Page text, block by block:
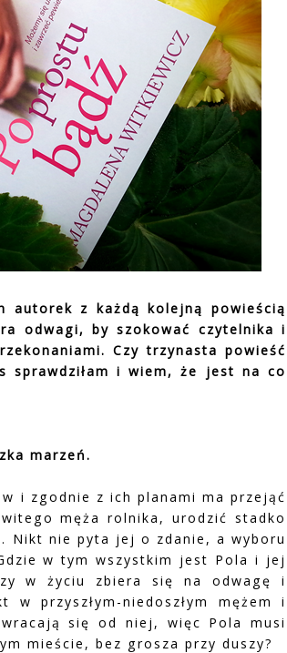
autorek z każdą kolejną powieścią
odwagi, by szokować czytelnika i
Czy trzynasta powieść
sprawdziłam i wiem, że jest na co
marzeń.
i zgodnie z ich planami ma przejąć
męża rolnika, urodzić stadko
Nikt nie pyta jej o zdanie, a wyboru
w tym wszystkim jest Pola i jej
w życiu zbiera się na odwagę i
przyszłym-niedoszłym mężem i
się od niej, więc Pola musi
mieście, bez grosza przy duszy?